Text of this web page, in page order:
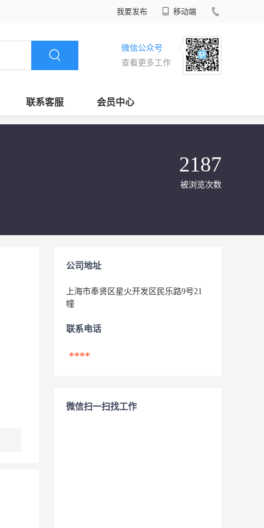
我要发布 移动端
微信公众号
查看更多工作
联系客服 会员中心
2187
被浏览次数
公司地址
上海市奉贤区星火开发区民乐路9号21
幢
联系电话
****
微信扫一扫找工作